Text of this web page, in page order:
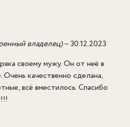
владелец)– 30.12.2023
своему мужу. Он от неё в
Очень качественно сделана,
всё вместилось. Спасибо